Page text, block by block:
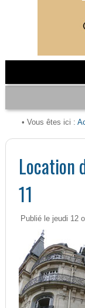
• Vous êtes ici :
Location
11
Publié le jeudi 12